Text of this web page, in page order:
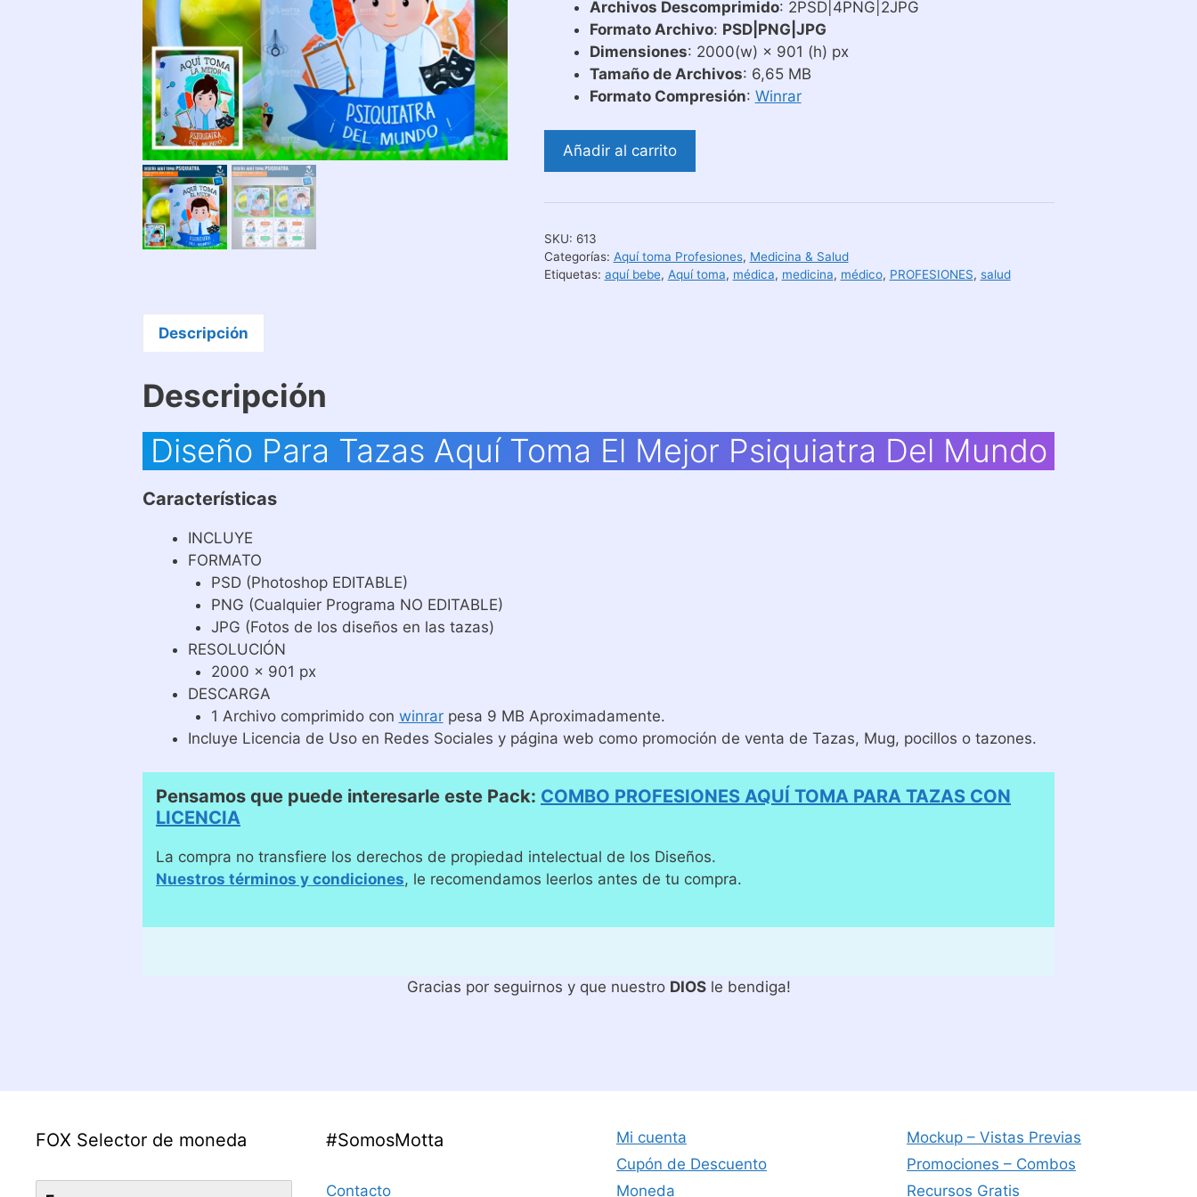
Archivos Descomprimido: 2PSD|4PNG|2JPG
Formato Archivo: PSD|PNG|JPG
Dimensiones: 2000(w) × 901 (h) px
Tamaño de Archivos: 6,65 MB
Formato Compresión: Winrar
Diseño
Aquí
El
Mejor
Añadir al carrito
SKU: 613
Categorías: Aquí toma Profesiones, Medicina & Salud
Etiquetas: aquí bebe, Aquí toma, médica, medicina, médico, PROFESIONES, salud
Descripción
Descripción
Diseño Para Tazas Aquí Toma El Mejor Psiquiatra Del Mundo
Características
INCLUYE
FORMATO
PSD (Photoshop EDITABLE)
PNG (Cualquier Programa NO EDITABLE)
JPG (Fotos de los diseños en las tazas)
RESOLUCIÓN
2000 x 901 px
DESCARGA
1 Archivo comprimido con winrarpesa 9 MB Aproximadamente.
Incluye Licencia de Uso en Redes Sociales y página web como promoción de venta de Tazas, Mug, pocillos o tazones.
Pensamos que puede interesarle este Pack: COMBO PROFESIONES AQUÍ TOMA PARA TAZAS CON
LICENCIA
La compra no transfiere los derechos de propiedad intelectual de los Diseños.
Nuestros términos y condiciones, le recomendamos leerlos antes de tu compra.
Gracias por seguirnos y que nuestro DIOSle bendiga!
FOX Selector de moneda #SomosMotta
Contacto
Mi cuenta
Cupón de Descuento
Moneda
Mockup – Vistas Previas
Promociones – Combos
Recursos Gratis